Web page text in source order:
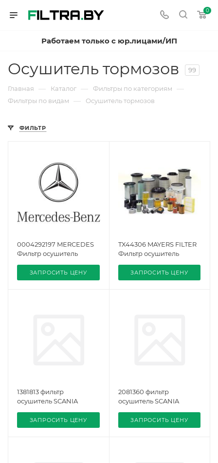
0
Работаем только с юр.лицами/ИП
Осушитель тормозов 99
Главная — Каталог — Фильтры по категориям —
Фильтры по видам — Осушитель тормозов
ФИЛЬТР
0004292197 MERCEDES
Фильтр осушитель
ЗАПРОСИТЬ ЦЕНУ
TX44306 MAYERS FILTER
Фильтр осушитель
ЗАПРОСИТЬ ЦЕНУ
1381813 фильтр
осушитель SCANIA
ЗАПРОСИТЬ ЦЕНУ
2081360 фильтр
осушитель SCANIA
ЗАПРОСИТЬ ЦЕНУ